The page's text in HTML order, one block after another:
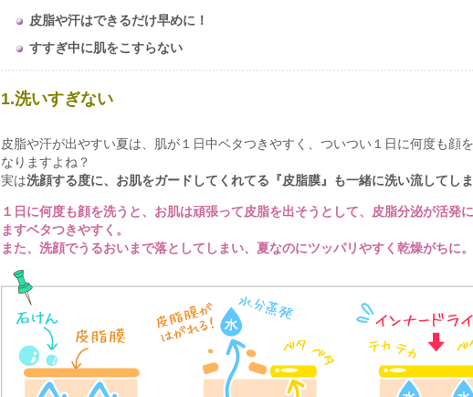
皮脂や汗はできるだけ早めに！
すすぎ中に肌をこすらない
1.洗いすぎない
皮脂や汗が出やすい夏は、肌が１日中ベタつきやすく、ついつい１日に何度も顔
なりますよね？
実は洗顔する度に、お肌をガードしてくれてる『皮脂膜』も一緒に洗い流してしま
１日に何度も顔を洗うと、お肌は頑張って皮脂を出そうとして、皮脂分泌が活発
ますベタつきやすく。
また、洗顔でうるおいまで落としてしまい、夏なのにツッパリやすく乾燥がちに。